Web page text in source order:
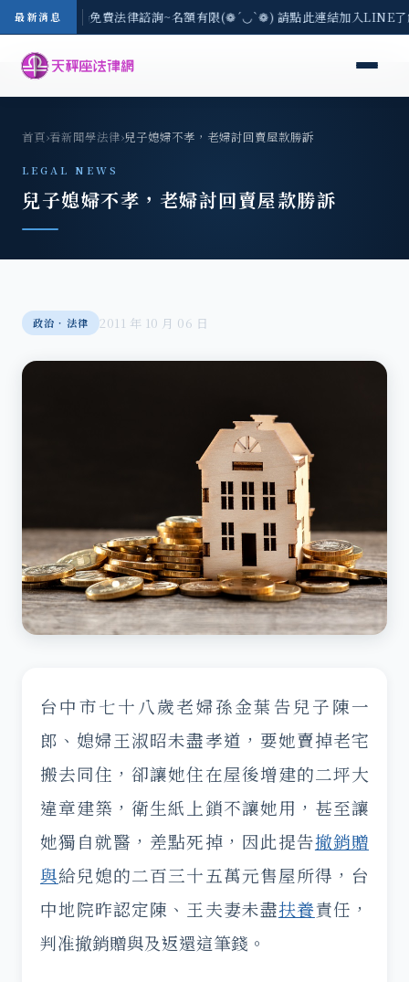
最新消息
-8/3(一) 現場免費法律諮詢~名額有限(❁´◡`❁) 請點此連結加入LINE
首頁›看新聞學法律›兒子媳婦不孝，老婦討回賣屋款勝訴
LEGAL NEWS
兒子媳婦不孝，老婦討回賣屋款勝訴
政治‧法律 2011 年 10 月 06 日
台中市七十八歲老婦孫金葉告兒子陳一
郎、媳婦王淑昭未盡孝道，要她賣掉老宅
搬去同住，卻讓她住在屋後增建的二坪大
違章建築，衛生紙上鎖不讓她用，甚至讓
她獨自就醫，差點死掉，因此提告撤銷贈
與給兒媳的二百三十五萬元售屋所得，台
中地院昨認定陳、王夫妻未盡扶養責任，
判准撤銷贈與及返還這筆錢。